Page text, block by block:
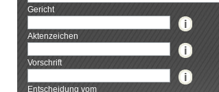
Gericht
Aktenzeichen
Vorschrift
Entscheidung vom